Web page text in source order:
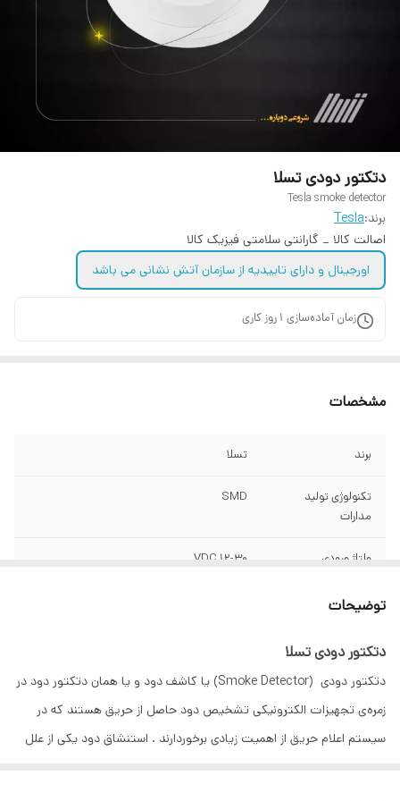
دتکتور دودی تسلا
Tesla smoke detector
برند:Tesla
اصالت کالا _ گارانتی سلامتی فیزیک کالا
اورجینال و دارای تاییدیه از سازمان آتش نشانی می باشد
زمان آماده‌سازی 1 روز کاری
مشخصات
برند تسلا
تکنولوژی تولید
مدارات
SMD
ولتاژ ورودی 12-30 VDC
جریان حالت آلارم
جریان حالت
استندبای
حداکثر رطوبت
90% (بدون میعان)
توضیحات
دتکتور دودی تسلا
دتکتور دودی (Smoke Detector) یا کاشف دود و یا همان دتکتور دود در
زمره‌ی تجهیزات الکترونیکی تشخیص دود حاصل از حریق هستند که در
سیستم اعلام حریق از اهمیت زیادی برخوردارند . استنشاق دود یکی از علل